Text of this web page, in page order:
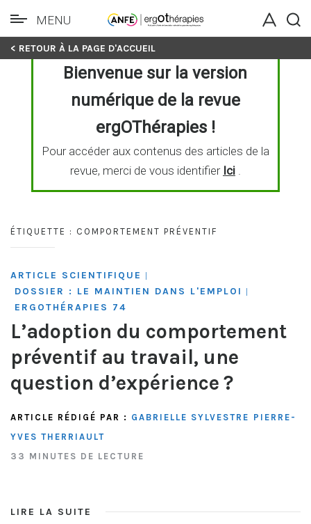
Skip
MENU
< RETOUR À LA PAGE D'ACCUEIL
Bienvenue sur la version
numérique de la revue
ergOThérapies !
Pour accéder aux contenus des articles de la
revue, merci de vous identifier Ici.
ÉTIQUETTE : COMPORTEMENT PRÉVENTIF
ARTICLE SCIENTIFIQUE |
DOSSIER : LE MAINTIEN DANS L'EMPLOI |
ERGOTHÉRAPIES 74
L’adoption du comportement
préventif au travail, une
question d’expérience ?
ARTICLE RÉDIGÉ PAR : GABRIELLE SYLVESTRE PIERRE-
YVES THERRIAULT
33 MINUTES DE LECTURE
LIRE LA SUITE